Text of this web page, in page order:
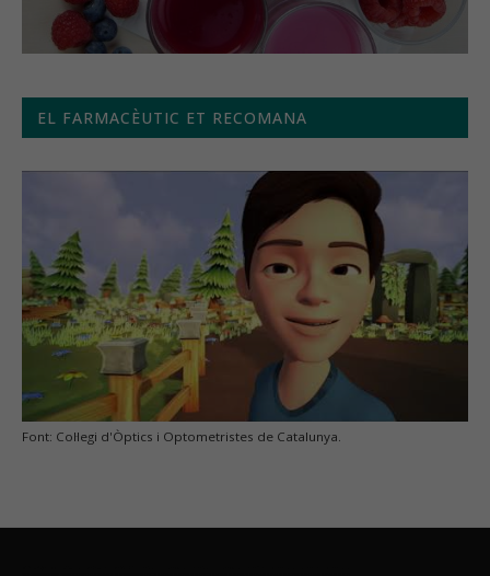
EL FARMACÈUTIC ET RECOMANA
Font: Col·legi d'Òptics i Optometristes de Catalunya.